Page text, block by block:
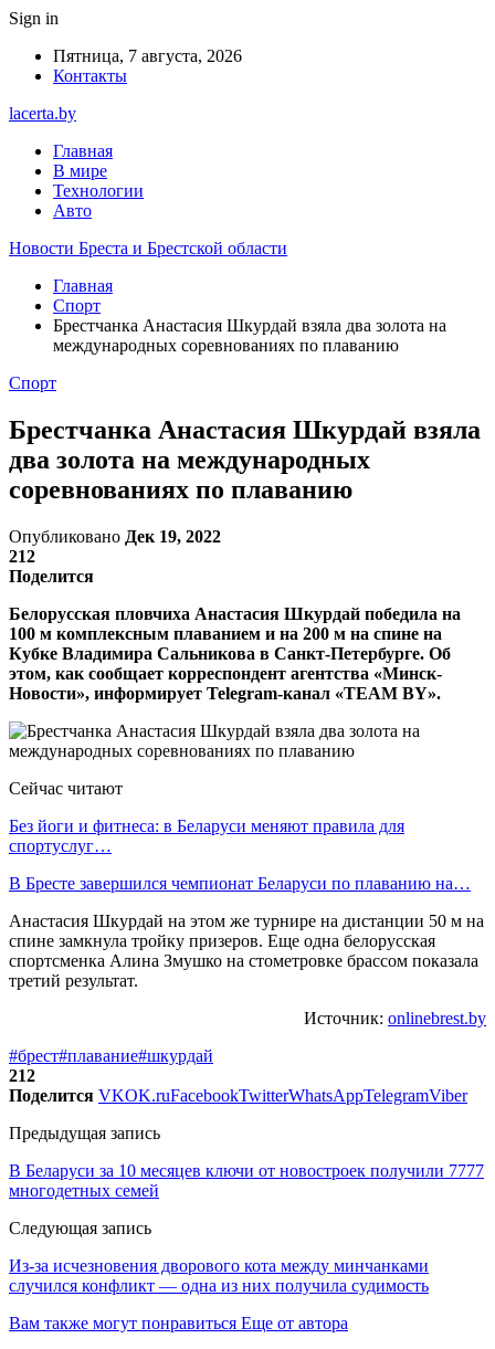
Sign in
Пятница, 7 августа, 2026
Контакты
lacerta.by
Главная
В мире
Технологии
Авто
Новости Бреста и Брестской области
Главная
Спорт
Брестчанка Анастасия Шкурдай взяла два золота на
международных соревнованиях по плаванию
Спорт
Брестчанка Анастасия Шкурдай взяла
два золота на международных
соревнованиях по плаванию
Опубликовано Дек 19, 2022
212
Поделится
Белорусская пловчиха Анастасия Шкурдай победила на
100 м комплексным плаванием и на 200 м на спине на
Кубке Владимира Сальникова в Санкт-Петербурге. Об
этом, как сообщает корреспондент агентства «Минск-
Новости», информирует Telegram-канал «TEAM BY».
Сейчас читают
Без йоги и фитнеса: в Беларуси меняют правила для
спортуслуг…
В Бресте завершился чемпионат Беларуси по плаванию на…
Анастасия Шкурдай на этом же турнире на дистанции 50 м на
спине замкнула тройку призеров. Еще одна белорусская
спортсменка Алина Змушко на стометровке брассом показала
третий результат.
Источник: onlinebrest.by
#брест#плавание#шкурдай
212
Поделится VKOK.ruFacebookTwitterWhatsAppTelegramViber
Предыдущая запись
В Беларуси за 10 месяцев ключи от новостроек получили 7777
многодетных семей
Следующая запись
Из-за исчезновения дворового кота между минчанками
случился конфликт — одна из них получила судимость
Вам также могут понравиться Еще от автора